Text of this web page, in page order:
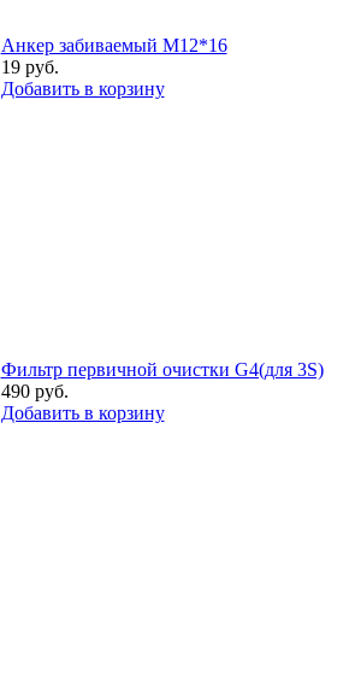
Анкер забиваемый М12*16
19руб.
Добавить в корзину
Фильтр первичной очистки G4(для 3S)
490руб.
Добавить в корзину